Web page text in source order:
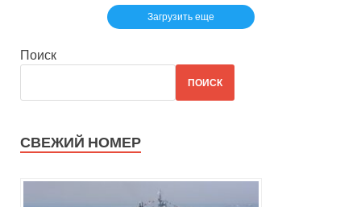
Однако КС решил иначе и постановил, что повышение
возраста выхода на пенсию – прерогатива
Загрузить еще
Поиск
ПОИСК
СВЕЖИЙ НОМЕР